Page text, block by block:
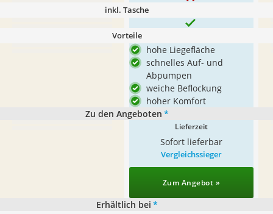
inkl. Tasche
Vorteile
hohe Liegefläche
schnelles Auf- und
Abpumpen
weiche Beflockung
hoher Komfort
Zu den Angeboten *
Lieferzeit
Sofort lieferbar
Vergleichssieger
Zum Angebot »
Erhältlich bei *